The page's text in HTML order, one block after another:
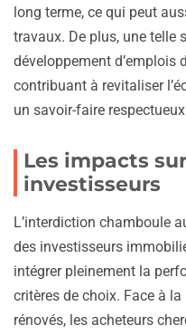
long terme, ce qui peut
travaux. De plus, une telle
développement d’emplois
contribuant à revitaliser
un savoir-faire
Les impacts
investisseurs
L’interdiction chamboule
des investisseurs
intégrer pleinement la
critères de choix. Face à
rénovés, les acheteurs